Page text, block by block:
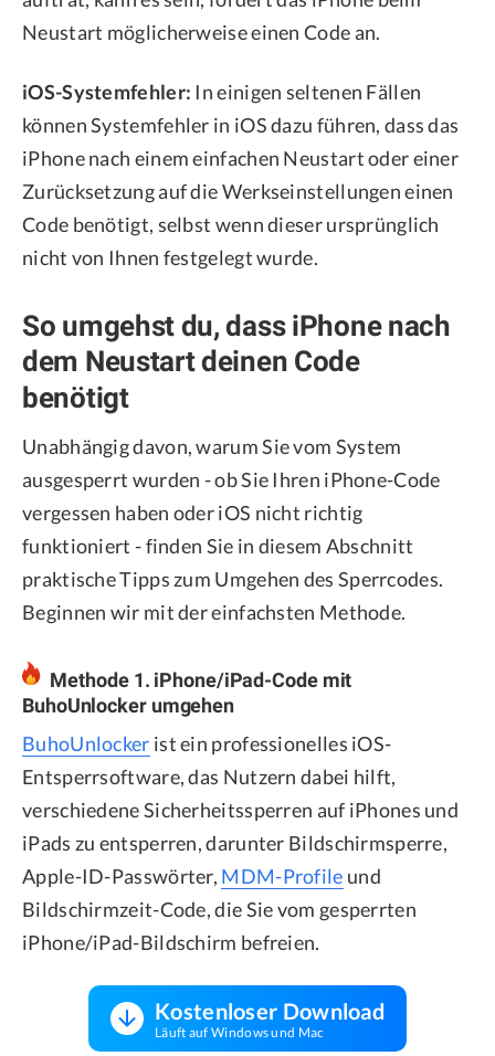
Neustart möglicherweise einen Code an.
iOS-Systemfehler: In einigen seltenen Fällen
können Systemfehler in iOS dazu führen, dass das
iPhone nach einem einfachen Neustart oder einer
Zurücksetzung auf die Werkseinstellungen einen
Code benötigt, selbst wenn dieser ursprünglich
nicht von Ihnen festgelegt wurde.
So umgehst du, dass iPhone nach
dem Neustart deinen Code
benötigt
Unabhängig davon, warum Sie vom System
ausgesperrt wurden - ob Sie Ihren iPhone-Code
vergessen haben oder iOS nicht richtig
funktioniert - finden Sie in diesem Abschnitt
praktische Tipps zum Umgehen des Sperrcodes.
Beginnen wir mit der einfachsten Methode.
Methode 1. iPhone/iPad-Code mit
BuhoUnlocker umgehen
BuhoUnlocker ist ein professionelles iOS-
Entsperrsoftware, das Nutzern dabei hilft,
verschiedene Sicherheitssperren auf iPhones und
iPads zu entsperren, darunter Bildschirmsperre,
Apple-ID-Passwörter, MDM-Profile und
Bildschirmzeit-Code, die Sie vom gesperrten
iPhone/iPad-Bildschirm befreien.
Kostenloser Download
Läuft auf Windows und Mac